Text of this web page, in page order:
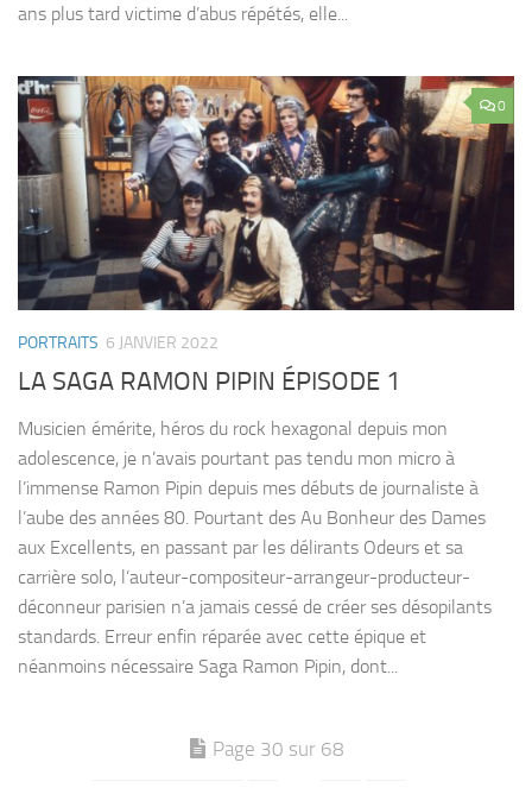
ans plus tard victime d’abus répétés, elle...
0
PORTRAITS 6 JANVIER 2022
LA SAGA RAMON PIPIN ÉPISODE 1
Musicien émérite, héros du rock hexagonal depuis mon
adolescence, je n’avais pourtant pas tendu mon micro à
l’immense Ramon Pipin depuis mes débuts de journaliste à
l’aube des années 80. Pourtant des Au Bonheur des Dames
aux Excellents, en passant par les délirants Odeurs et sa
carrière solo, l’auteur-compositeur-arrangeur-producteur-
déconneur parisien n’a jamais cessé de créer ses désopilants
standards. Erreur enfin réparée avec cette épique et
néanmoins nécessaire Saga Ramon Pipin, dont...
Page 30 sur 68